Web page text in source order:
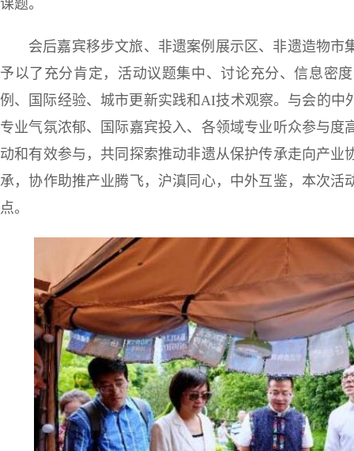
课题。
会后嘉宾移步文旅、非遗案例展示区、非遗造物
予以了充分肯定，活动议题集中、讨论充分、信息密
例、国际经验、城市更新实践和AI技术观察。与会的
专业气氛浓郁、国际嘉宾投入、各领域专业听众参与
动和有效参与，共同探索推动非遗从保护传承走向产
承，协作助推产业腾飞，沪滇同心，中外互鉴，本次
点。